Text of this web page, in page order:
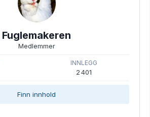
Fuglemakeren
Medlemmer
INNLEGG
2 401
Finn innhold